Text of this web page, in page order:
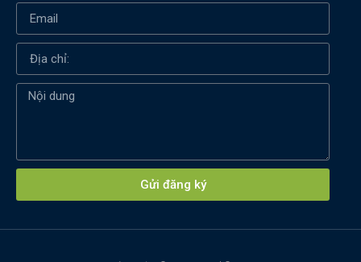
Gửi đăng ký
Xin chào! Em là chuyên